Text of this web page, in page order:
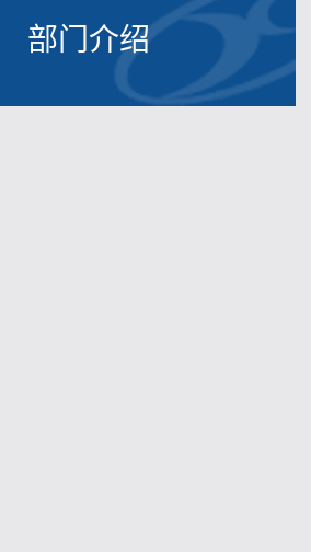
部门介绍